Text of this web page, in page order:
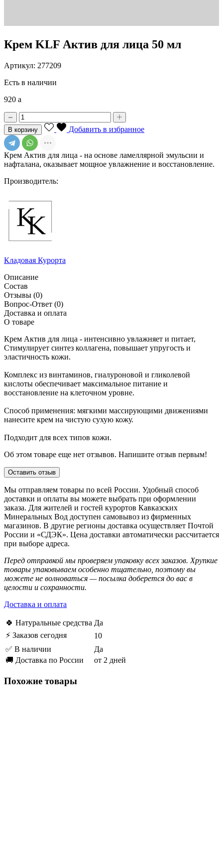
Крем KLF Актив для лица 50 мл
Артикул: 277209
Есть в наличии
920 a
В корзину Добавить в избранное
Крем Актив для лица - на основе ламеллярной эмульсии и
нафталана, оказывает мощное увлажнение и восстановление.
Производитель:
Кладовая Курорта
Описание
Состав
Отзывы (0)
Вопрос-Ответ (0)
Доставка и оплата
О товаре
Крем Актив для лица - интенсивно увлажняет и питает,
Стимулирует синтез коллагена, повышает упругость и
эластичность кожи.
Комплекс из винтаминов, гиалуроновой и гликолевой
кислоты обеспечивает максимальное питание и
восстановление на клеточном уровне.
Способ применения: мягкими массирующими движениями
нанесите крем на чистую сухую кожу.
Подходит для всех типов кожи.
Об этом товаре еще нет отзывов. Напишите отзыв первым!
Оставить отзыв
Мы отправляем товары по всей России. Удобный способ
доставки и оплаты вы можете выбрать при оформлении
заказа. Для жителей и гостей курортов Кавказских
Минеральных Вод доступен самовывоз из фирменных
магазинов. В другие регионы доставка осуществляет Почтой
России и «СДЭК». Цена доставки автоматически рассчитается
при выборе адреса.
Перед отправкой мы проверяем упаковку всех заказов. Хрупкие
товары упаковываем особенно тщательно, поэтому вы
можете не волноваться — посылка доберется до вас в
целости и сохранности.
Доставка и оплата
🍀 Натуральные средства Да
⚡ Заказов сегодня
10
✅ В наличии
Да
🚚 Доставка по России
от 2 дней
Похожие товары